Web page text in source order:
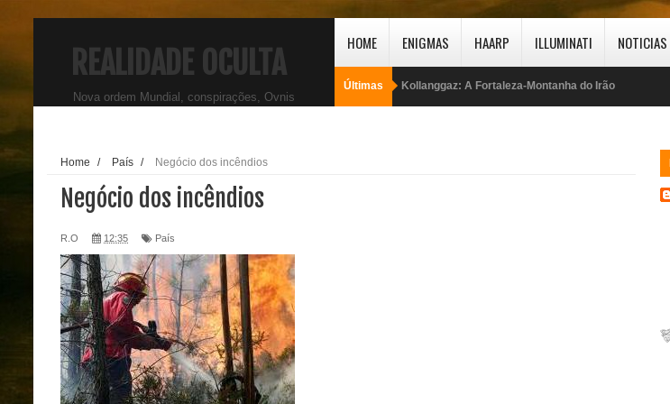
REALIDADE OCULTA
Nova ordem Mundial, conspirações, Ovnis
HOME ENIGMAS HAARP ILLUMINATI NOTICIAS
Últimas Kollanggaz: A Fortaleza-Montanha do Irão
Home / País / Negócio dos incêndios
Negócio dos incêndios
R.O 12:35 País